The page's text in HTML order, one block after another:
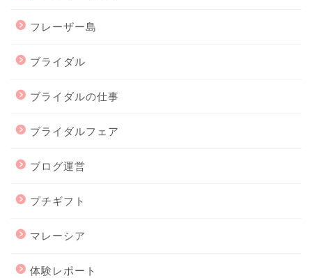
フレーザー島
ブライダル
ブライダルの仕事
ブライダルフェア
ブログ運営
プチギフト
マレーシア
体験レポート